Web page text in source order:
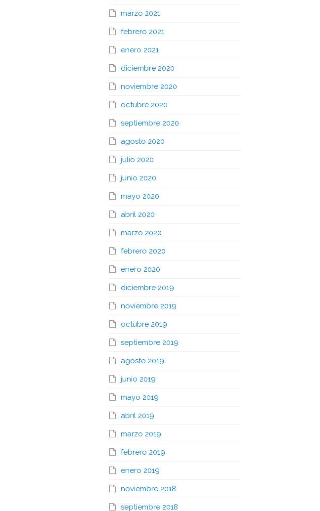
marzo 2021
febrero 2021
enero 2021
diciembre 2020
noviembre 2020
octubre 2020
septiembre 2020
agosto 2020
julio 2020
junio 2020
mayo 2020
abril 2020
marzo 2020
febrero 2020
enero 2020
diciembre 2019
noviembre 2019
octubre 2019
septiembre 2019
agosto 2019
junio 2019
mayo 2019
abril 2019
marzo 2019
febrero 2019
enero 2019
noviembre 2018
septiembre 2018